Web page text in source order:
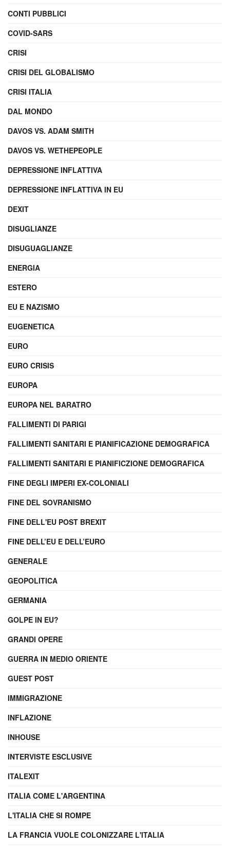
CONTI PUBBLICI
COVID-SARS
CRISI
CRISI DEL GLOBALISMO
CRISI ITALIA
DAL MONDO
DAVOS VS. ADAM SMITH
DAVOS VS. WETHEPEOPLE
DEPRESSIONE INFLATTIVA
DEPRESSIONE INFLATTIVA IN EU
DEXIT
DISUGLIANZE
DISUGUAGLIANZE
ENERGIA
ESTERO
EU E NAZISMO
EUGENETICA
EURO
EURO CRISIS
EUROPA
EUROPA NEL BARATRO
FALLIMENTI DI PARIGI
FALLIMENTI SANITARI E PIANIFICAZIONE DEMOGRAFICA
FALLIMENTI SANITARI E PIANIFICZIONE DEMOGRAFICA
FINE DEGLI IMPERI EX-COLONIALI
FINE DEL SOVRANISMO
FINE DELL'EU POST BREXIT
FINE DELL’EU E DELL’EURO
GENERALE
GEOPOLITICA
GERMANIA
GOLPE IN EU?
GRANDI OPERE
GUERRA IN MEDIO ORIENTE
GUEST POST
IMMIGRAZIONE
INFLAZIONE
INHOUSE
INTERVISTE ESCLUSIVE
ITALEXIT
ITALIA COME L'ARGENTINA
L'ITALIA CHE SI ROMPE
LA FRANCIA VUOLE COLONIZZARE L'ITALIA